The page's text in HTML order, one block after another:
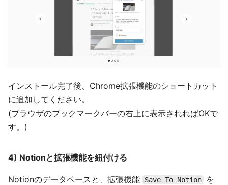
インストール完了後、Chrome拡張機能のショートカット
に追加してください。
(ブラウザのブックマークバーの右上に表示されればOKで
す。)
4) Notionと拡張機能を紐付ける
Notionのデータベースと、拡張機能 Save To Notion
を